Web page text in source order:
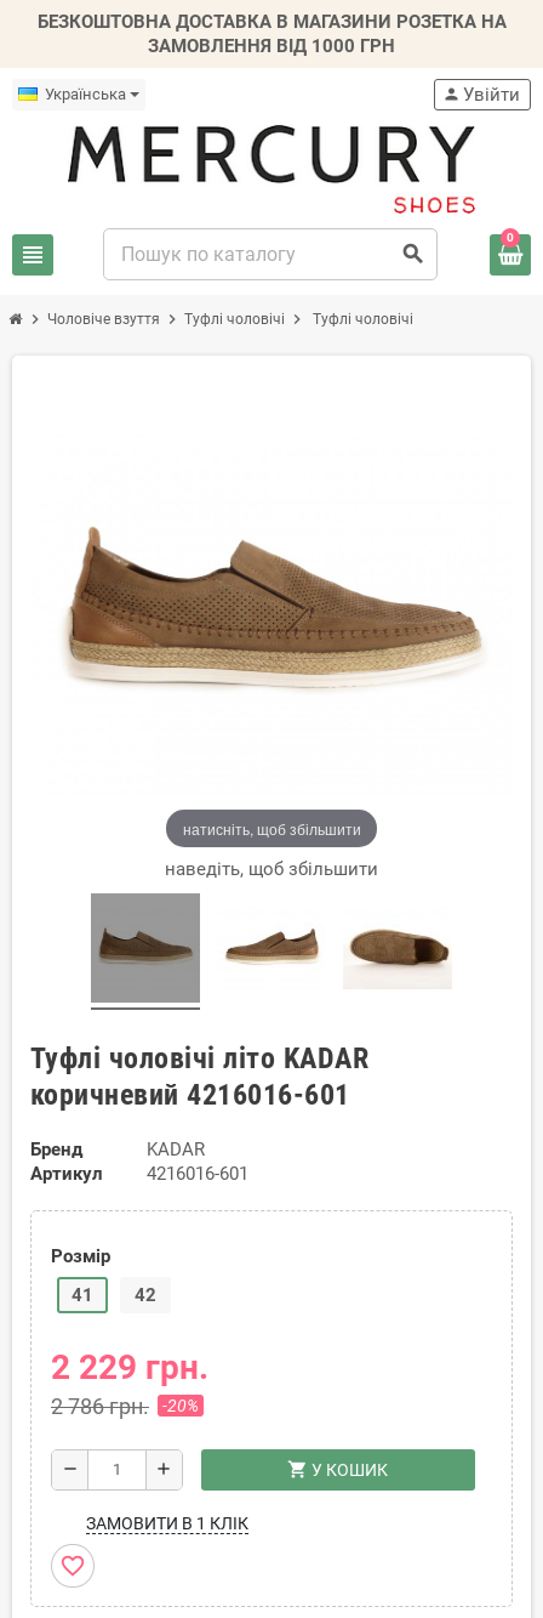
БЕЗКОШТОВНА ДОСТАВКА В МАГАЗИНИ РОЗЕТКА НА
ЗАМОВЛЕННЯ ВІД 1000 ГРН
Українська
view_headline search
person Увійти
0
chevron_right Чоловіче взуття chevron_right Туфлі чоловічі chevron_right Туфлі чоловічі
натисніть, щоб збільшити
наведіть, щоб збільшити
Туфлі чоловічі літо KADAR
коричневий 4216016-601
Бренд
KADAR
Артикул
4216016-601
Розмір
41
42
2 229 грн.
2 786 грн. -20%
remove add shopping_cart У КОШИК
ЗАМОВИТИ В 1 КЛІК
favorite_border